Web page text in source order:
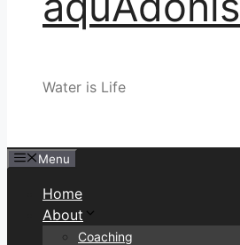
Water is Life
Menu
Home
About
Coaching